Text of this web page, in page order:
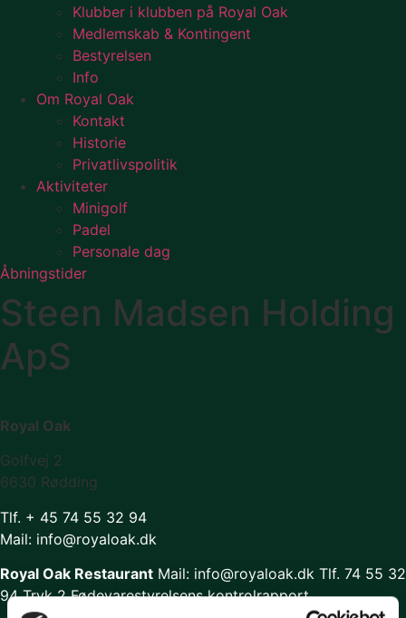
Klubber i klubben på Royal Oak
Medlemskab & Kontingent
Bestyrelsen
Info
Om Royal Oak
Kontakt
Historie
Privatlivspolitik
Aktiviteter
Minigolf
Padel
Personale dag
Åbningstider
Steen Madsen Holding
ApS
Royal Oak
Golfvej 2
6630 Rødding
Tlf. + 45 74 55 32 94
Mail: info@royaloak.dk
Royal Oak Restaurant Mail: info@royaloak.dk Tlf. 74 55 32
94 Tryk 2 Fødevarestyrelsens kontrolrapport